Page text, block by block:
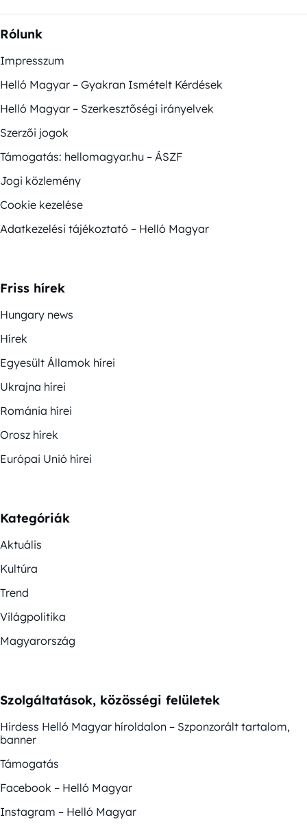
Rólunk
Impresszum
Helló Magyar – Gyakran Ismételt Kérdések
Helló Magyar – Szerkesztőségi irányelvek
Szerzői jogok
Támogatás: hellomagyar.hu – ÁSZF
Jogi közlemény
Cookie kezelése
Adatkezelési tájékoztató – Helló Magyar
Friss hírek
Hungary news
Hírek
Egyesült Államok hírei
Ukrajna hírei
Románia hírei
Orosz hírek
Európai Unió hírei
Kategóriák
Aktuális
Kultúra
Trend
Világpolitika
Magyarország
Szolgáltatások, közösségi felületek
Hirdess Helló Magyar híroldalon – Szponzorált tartalom,
banner
Támogatás
Facebook – Helló Magyar
Instagram – Helló Magyar